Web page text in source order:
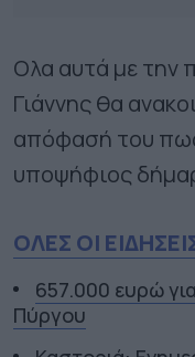
Ολα αυτά με την
Γιάννης θα
απόφασή του
υποψήφιος
ΟΛΕΣ ΟΙ
657.000 ευρώ
Πύργου